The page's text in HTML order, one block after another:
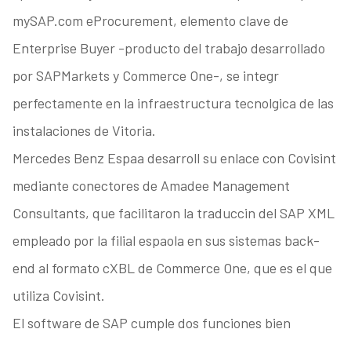
mySAP.com eProcurement, elemento clave de
Enterprise Buyer -producto del trabajo desarrollado
por SAPMarkets y Commerce One-, se integr
perfectamente en la infraestructura tecnolgica de las
instalaciones de Vitoria.
Mercedes Benz Espaa desarroll su enlace con Covisint
mediante conectores de Amadee Management
Consultants, que facilitaron la traduccin del SAP XML
empleado por la filial espaola en sus sistemas back-
end al formato cXBL de Commerce One, que es el que
utiliza Covisint.
El software de SAP cumple dos funciones bien